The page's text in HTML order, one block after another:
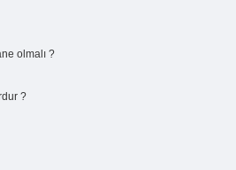
olmalı ?
?